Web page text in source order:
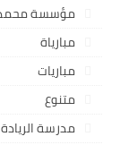
مؤسسة محمد
مبارياة
مباريات
متنوع
مدرسة الريادة